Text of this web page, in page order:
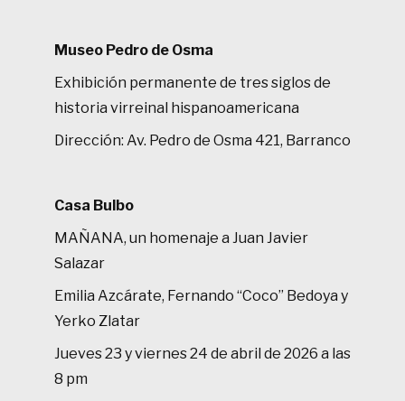
Museo Pedro de Osma
Exhibición permanente de tres siglos de
historia virreinal hispanoamericana
Dirección: Av. Pedro de Osma 421, Barranco
Casa Bulbo
MAÑANA, un homenaje a Juan Javier
Salazar
Emilia Azcárate, Fernando “Coco” Bedoya y
Yerko Zlatar
Jueves 23 y viernes 24 de abril de 2026 a las
8 pm